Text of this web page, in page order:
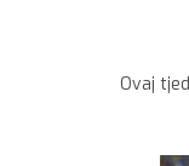
Ovaj